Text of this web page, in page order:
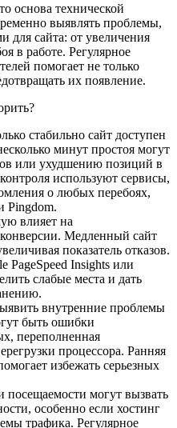
основа технической
выявлять проблемы,
для сайта: от увеличения
в работе. Регулярное
помогает не только
их появление.
стабильно сайт доступен
минут простоя могут
или ухудшению позиций в
используют сервисы,
о любых перебоях,
Pingdom.
влияет на
Медленный сайт
показатель отказов.
PageSpeed Insights или
слабые места и дать
внутренние проблемы
быть ошибки
переполненная
процессора. Ранняя
избежать серьезных
посещаемости могут вызвать
особенно если хостинг
трафика. Регулярное